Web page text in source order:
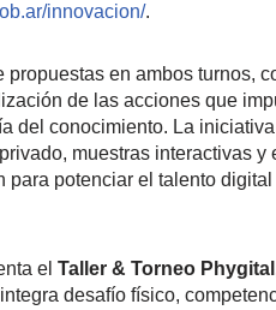
innovacion/.
en ambos turnos,
de las acciones que
del conocimiento. La
muestras interactivas y
potenciar el talento
el Taller & Torneo Phygital
desafío físico,